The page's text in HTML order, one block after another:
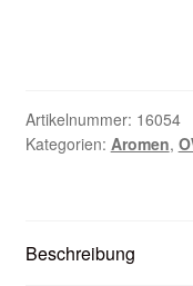
Kontaktformular
Artikelnummer: 16054
Kategorien: Aromen,
Beschreibung